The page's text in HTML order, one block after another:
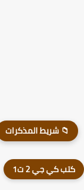
📁 شريط المذكرات
كي جي 2 ت1